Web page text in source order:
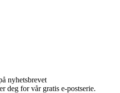
nyhetsbrevet
deg for vår gratis e-postserie.